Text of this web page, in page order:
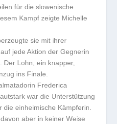
für die slowenische
Kampf zeigte Michelle
sie mit ihrer
jede Aktion der Gegnerin
Der Lohn, ein knapper,
ins Finale.
Frederica
war die Unterstützung
einheimische Kämpferin.
aber in keiner Weise